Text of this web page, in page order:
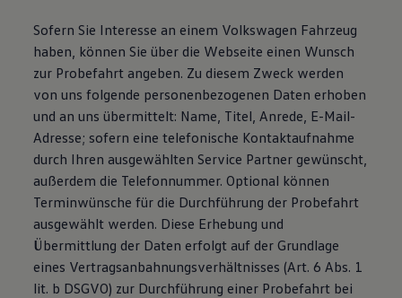
Sofern Sie Interesse an einem Volkswagen Fahrzeug
haben, können Sie über die Webseite einen Wunsch
zur Probefahrt angeben. Zu diesem Zweck werden
von uns folgende personenbezogenen Daten erhoben
und an uns übermittelt: Name, Titel, Anrede, E-Mail-
Adresse; sofern eine telefonische Kontaktaufnahme
durch Ihren ausgewählten Service Partner gewünscht,
außerdem die Telefonnummer. Optional können
Terminwünsche für die Durchführung der Probefahrt
ausgewählt werden. Diese Erhebung und
Übermittlung der Daten erfolgt auf der Grundlage
eines Vertragsanbahnungsverhältnisses (Art. 6 Abs. 1
lit. b DSGVO) zur Durchführung einer Probefahrt bei